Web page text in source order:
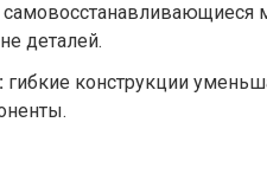
самовосстанавливающиеся
деталей.
гибкие конструкции